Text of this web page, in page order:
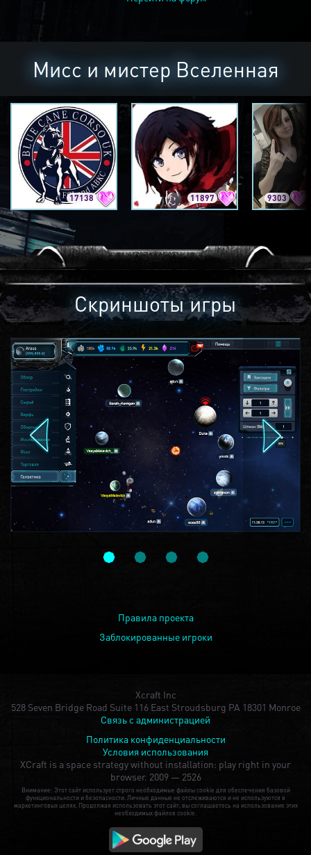
Мисс и мистер Вселенная
17138 11897 9303
Скриншоты игры
Правила проекта
Заблокированные игроки
Xcraft Inc
528 Seven Bridge Road Suite 116 East Stroudsburg PA 18301 Monroe
Связь с администрацией
Политика конфиденциальности
Условия использования
XCraft is a space strategy without installation: play right in your
browser. 2009 — 2526
Внимание: Этот сайт использует строго необходимые файлы cookie для обеспечения базовой
функциональности и безопасности. Личные данные не отслеживаются и не используются в
маркетинговых целях. Продолжая использовать этот сайт, вы соглашаетесь на использование этих
необходимых файлов cookie.